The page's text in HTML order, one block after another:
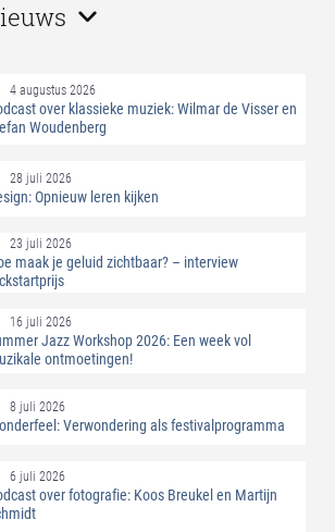
4 augustus 2026
over klassieke muziek: Wilmar de Visser en
Woudenberg
28 juli 2026
Opnieuw leren kijken
23 juli 2026
maak je geluid zichtbaar? – interview
16 juli 2026
Jazz Workshop 2026: Een week vol
ontmoetingen!
8 juli 2026
Verwondering als festivalprogramma
6 juli 2026
over fotografie: Koos Breukel en Martijn